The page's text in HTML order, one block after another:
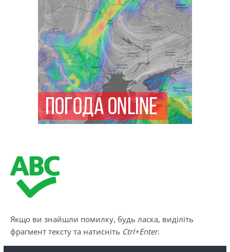
Якщо ви знайшли помилку, будь ласка, виділіть
фрагмент тексту та натисніть Ctrl+Enter.